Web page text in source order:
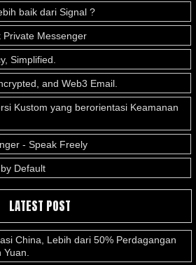
baik dari Signal ?
Messenger
Simplified.
and Web3 Email.
Kustom yang berorientasi Keamanan
- Speak Freely
Default
LATEST POST
China, Lebih dari 50% Perdagangan